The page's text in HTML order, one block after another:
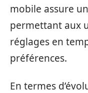
mobile assure
permettant aux
réglages en
préférences.
En termes